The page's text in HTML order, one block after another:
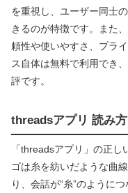
を重視し、ユーザー同士
きるのが特徴です。また
頼性や使いやすさ、プラ
ス自体は無料で利用でき
評です。
threadsアプリ 読み
「threadsアプリ」の正
ゴは糸を紡いだような曲
り、会話が“糸”のように